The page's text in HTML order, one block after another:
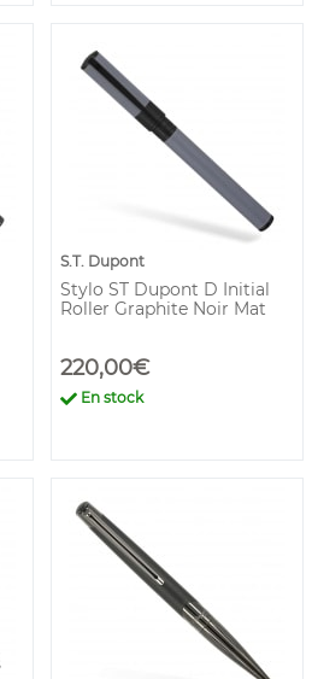
S.T. Dupont
Stylo ST Dupont D Initial
Roller Graphite Noir Mat
220,00€
En stock